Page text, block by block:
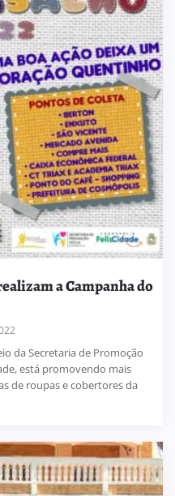
a Campanha do
da Secretaria de Promoção
está promovendo mais
de roupas e cobertores da